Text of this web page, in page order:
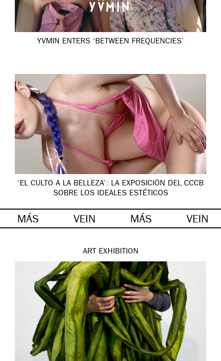
YVMIN ENTERS ‘BETWEEN FREQUENCIES’
‘EL CULTO A LA BELLEZA’: LA EXPOSICIÓN DEL CCCB
SOBRE LOS IDEALES ESTÉTICOS
MÁS VEIN MÁS VEIN
ART EXHIBITION